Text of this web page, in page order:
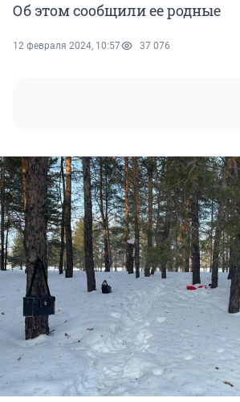
Об этом сообщили ее родные
12 февраля 2024, 10:57 37 076